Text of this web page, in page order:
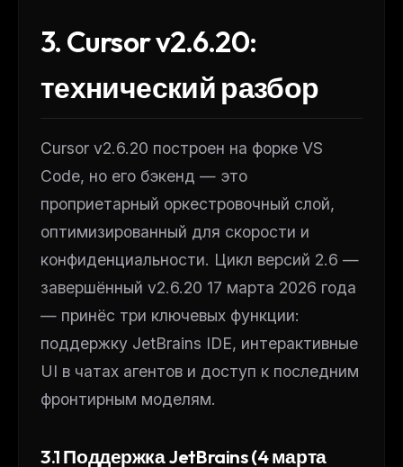
3. Cursor v2.6.20:
технический разбор
Cursor v2.6.20 построен на форке VS
Code, но его бэкенд — это
проприетарный оркестровочный слой,
оптимизированный для скорости и
конфиденциальности. Цикл версий 2.6 —
завершённый v2.6.20 17 марта 2026 года
— принёс три ключевых функции:
поддержку JetBrains IDE, интерактивные
UI в чатах агентов и доступ к последним
фронтирным моделям.
3.1 Поддержка JetBrains (4 марта